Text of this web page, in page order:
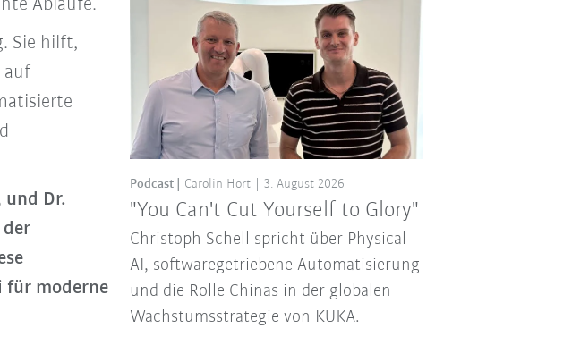
Abläufe.
Sie hilft,
auf
und Dr.
für moderne
"You Can't Cut Yourself to Glory"
Podcast Carolin Hort 3. August 2026
Christoph Schell spricht über Physical
AI, softwaregetriebene Automatisierung
und die Rolle Chinas in der globalen
Wachstumsstrategie von KUKA.